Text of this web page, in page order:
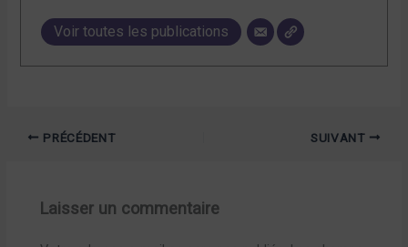
Voir toutes les publications
PRÉCÉDENT SUIVANT
Laisser un commentaire